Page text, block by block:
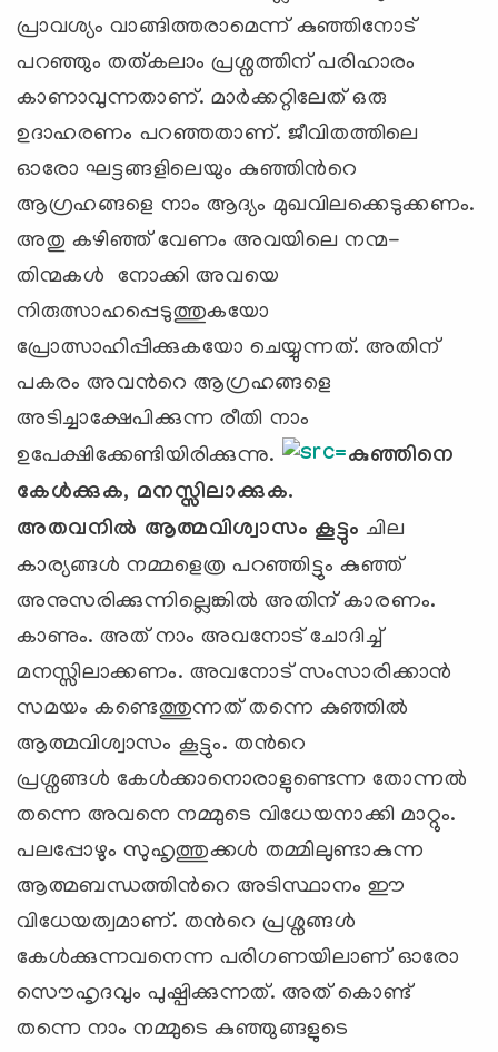
പ്രാവശ്യം വാങ്ങിത്തരാമെന്ന് കുഞ്ഞിനോട്
പറഞ്ഞും തത്കലാം പ്രശ്നത്തിന് പരിഹാരം
കാണാവുന്നതാണ്. മാര്‍ക്കറ്റിലേത് ഒരു
ഉദാഹരണം പറഞ്ഞതാണ്. ജീവിതത്തിലെ
ഓരോ ഘട്ടങ്ങളിലെയും കുഞ്ഞിന്‍റെ
ആഗ്രഹങ്ങളെ നാം ആദ്യം മുഖവിലക്കെടുക്കണം.
അതു കഴിഞ്ഞ് വേണം അവയിലെ നന്മ-
തിന്മകള്‍ നോക്കി അവയെ
നിരുത്സാഹപ്പെടുത്തുകയോ
പ്രോത്സാഹിപ്പിക്കുകയോ ചെയ്യുന്നത്. അതിന്
പകരം അവന്‍റെ ആഗ്രഹങ്ങളെ
അടിച്ചാക്ഷേപിക്കുന്ന രീതി നാം
ഉപേക്ഷിക്കേണ്ടിയിരിക്കുന്നു.
കുഞ്ഞിനെ
കേള്‍ക്കുക, മനസ്സിലാക്കുക.
അതവനില്‍ ആത്മവിശ്വാസം കൂട്ടും ചില
കാര്യങ്ങള്‍ നമ്മളെത്ര പറഞ്ഞിട്ടും കുഞ്ഞ്
അനുസരിക്കുന്നില്ലെങ്കില്‍ അതിന് കാരണം.
കാണും. അത് നാം അവനോട് ചോദിച്ച്
മനസ്സിലാക്കണം. അവനോട് സംസാരിക്കാന്‍
സമയം കണ്ടെത്തുന്നത് തന്നെ കുഞ്ഞില്‍
ആത്മവിശ്വാസം കൂട്ടും. തന്‍റെ
പ്രശ്നങ്ങള്‍ കേള്‍ക്കാനൊരാളുണ്ടെന്ന തോന്നല്‍
തന്നെ അവനെ നമ്മുടെ വിധേയനാക്കി മാറ്റും.
പലപ്പോഴും സുഹൃത്തുക്കള്‍ തമ്മിലുണ്ടാകുന്ന
ആത്മബന്ധത്തിന്‍റെ അടിസ്ഥാനം ഈ
വിധേയത്വമാണ്. തന്‍റെ പ്രശ്നങ്ങള്‍
കേള്‍ക്കുന്നവനെന്ന പരിഗണയിലാണ് ഓരോ
സൌഹൃദവും പുഷ്പിക്കുന്നത്. അത് കൊണ്ട്
തന്നെ നാം നമ്മുടെ കുഞ്ഞുങ്ങളുടെ